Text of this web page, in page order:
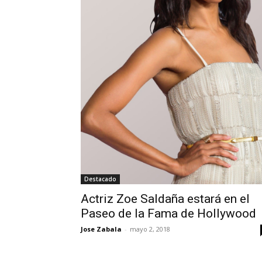
Destacado
Actriz Zoe Saldaña estará en el
Paseo de la Fama de Hollywood
Jose Zabala - mayo 2, 2018